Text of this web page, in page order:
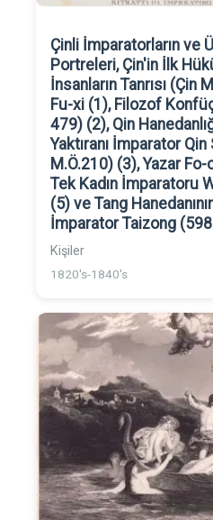
Çinli İmparatorların ve
Portreleri, Çin'in İlk
İnsanların Tanrısı
Fu-xi (1), Filozof
479) (2), Qin
Yaktıranı İmparator
M.Ö.210) (3), Yazar
Tek Kadın İmparatoru
(5) ve Tang
İmparator Taizong
Kişiler
1820's-1840's